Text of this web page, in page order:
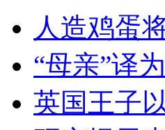
人造鸡蛋
“母亲”译
英国王子